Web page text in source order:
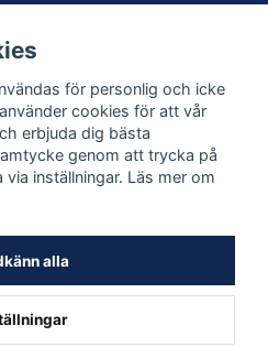
för personlig och icke
cookies för att vår
erbjuda dig bästa
genom att trycka på
inställningar. Läs mer om
alla